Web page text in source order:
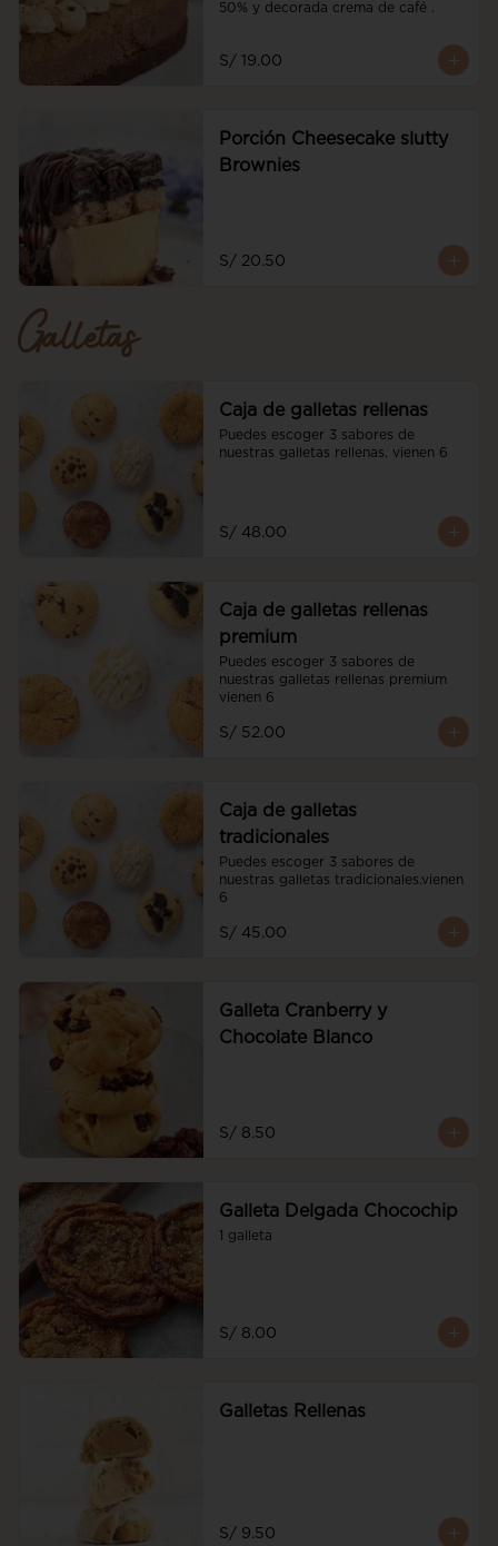
50% y decorada crema de café .
S/ 19.00
Porción Cheesecake slutty
Brownies
S/ 20.50
Galletas
Caja de galletas rellenas
Puedes escoger 3 sabores de
nuestras galletas rellenas. vienen 6
S/ 48.00
Caja de galletas rellenas
premium
Puedes escoger 3 sabores de
nuestras galletas rellenas premium
vienen 6
S/ 52.00
Caja de galletas
tradicionales
Puedes escoger 3 sabores de
nuestras galletas tradicionales.vienen
6
S/ 45.00
Galleta Cranberry y
Chocolate Blanco
S/ 8.50
Galleta Delgada Chocochip
1 galleta
S/ 8.00
Galletas Rellenas
S/ 9.50